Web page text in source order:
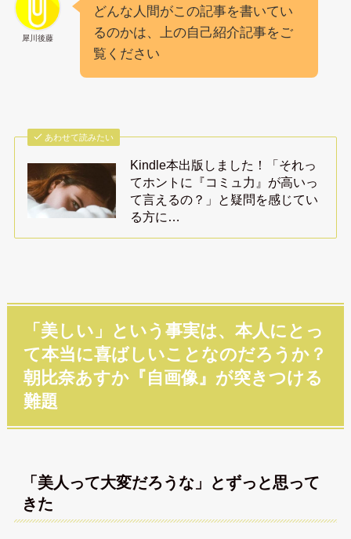
犀川後藤
どんな人間がこの記事を書いてい
るのかは、上の自己紹介記事をご
覧ください
あわせて読みたい
Kindle本出版しました！「それっ
てホントに『コミュ力』が高いっ
て言えるの？」と疑問を感じてい
る方に…
「美しい」という事実は、本人にとっ
て本当に喜ばしいことなのだろうか？
朝比奈あすか『自画像』が突きつける
難題
「美人って大変だろうな」とずっと思って
きた